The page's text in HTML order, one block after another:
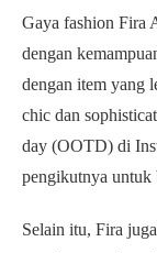
Gaya fashion Fira
dengan
dengan item yang
chic dan
day (OOTD) di
pengikutnya untuk
Selain itu, Fira